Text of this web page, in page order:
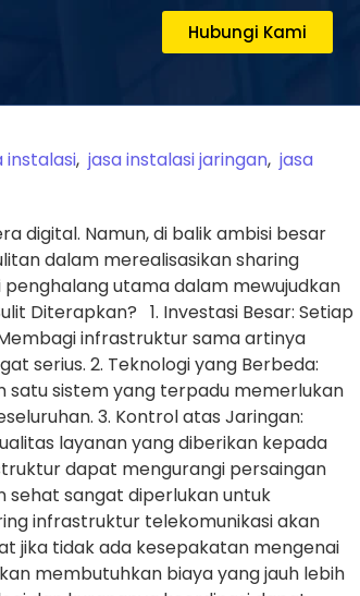
Hubungi Kami
instalasi, jasa instalasi jaringan, jasa
digital. Namun, di balik ambisi besar
dalam merealisasikan sharing
utama dalam mewujudkan
Diterapkan? 1. Investasi Besar: Setiap
infrastruktur sama artinya
serius. 2. Teknologi yang Berbeda:
sistem yang terpadu memerlukan
3. Kontrol atas Jaringan:
layanan yang diberikan kepada
dapat mengurangi persaingan
sehat sangat diperlukan untuk
infrastruktur telekomunikasi akan
jika tidak ada kesepakatan mengenai
membutuhkan biaya yang jauh lebih